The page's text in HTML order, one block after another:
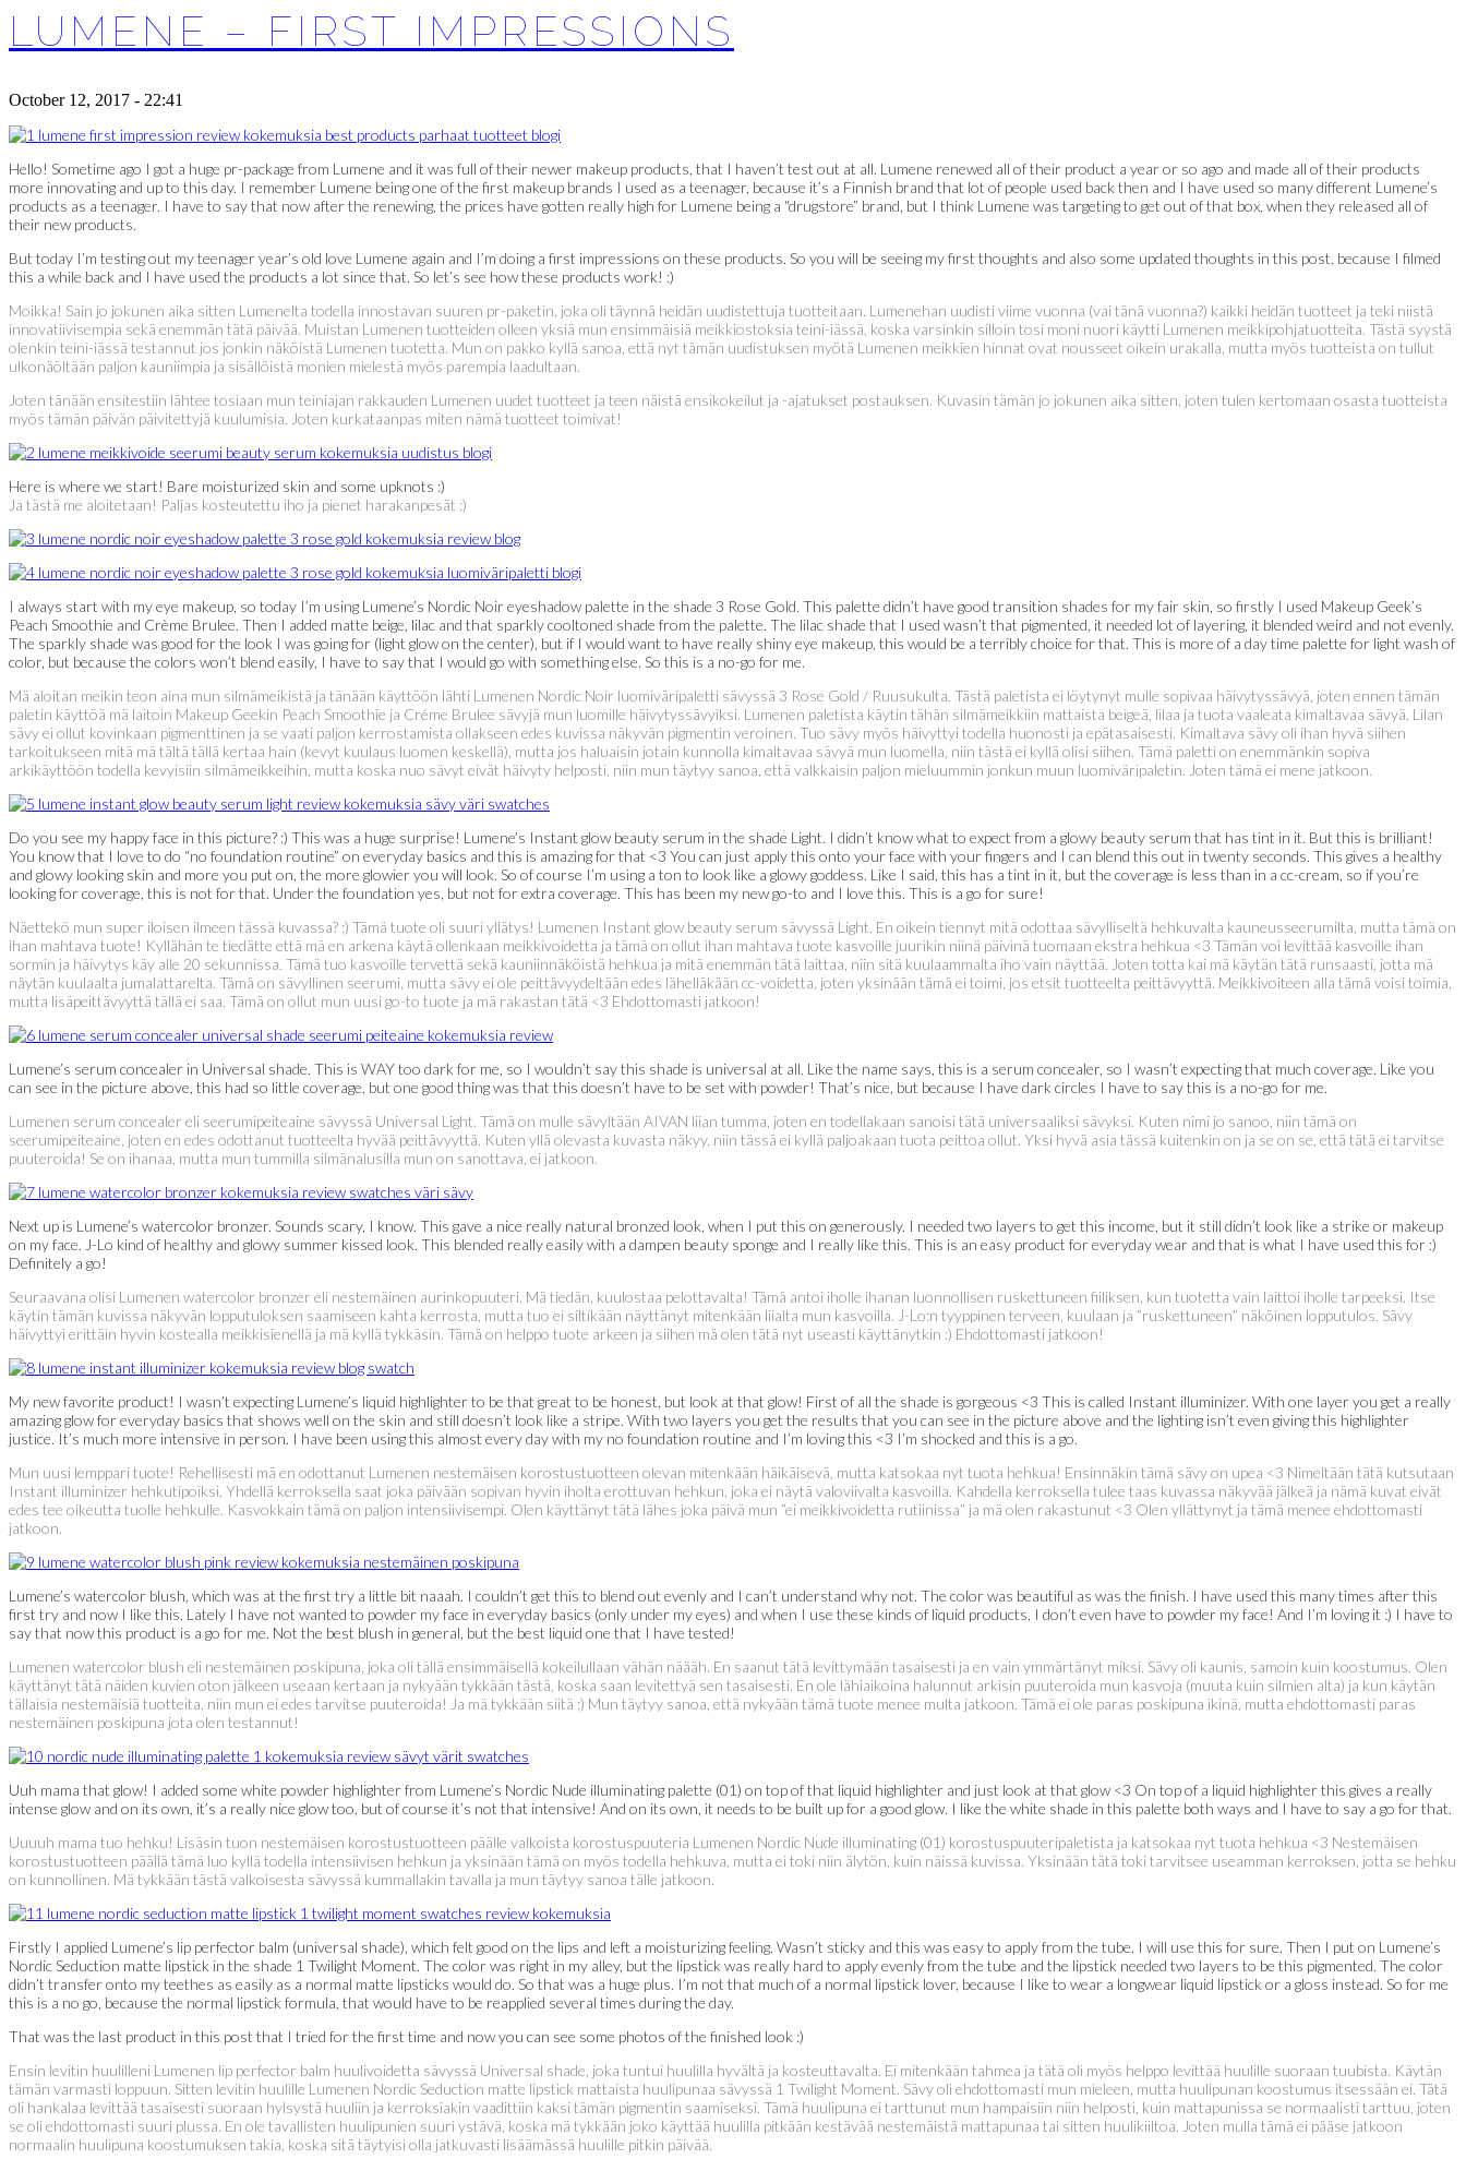
LUMENE – FIRST IMPRESSIONS
October 12, 2017 - 22:41
Hello! Sometime ago I got a huge pr-package from Lumene and it was full of their newer makeup products, that I haven’t test out at all. Lumene renewed all of their product a year or so ago and made all of their products
more innovating and up to this day. I remember Lumene being one of the first makeup brands I used as a teenager, because it’s a Finnish brand that lot of people used back then and I have used so many different Lumene’s
products as a teenager. I have to say that now after the renewing, the prices have gotten really high for Lumene being a “drugstore” brand, but I think Lumene was targeting to get out of that box, when they released all of
their new products.
But today I’m testing out my teenager year’s old love Lumene again and I’m doing a first impressions on these products. So you will be seeing my first thoughts and also some updated thoughts in this post, because I filmed
this a while back and I have used the products a lot since that. So let’s see how these products work! :)
Moikka! Sain jo jokunen aika sitten Lumenelta todella innostavan suuren pr-paketin, joka oli täynnä heidän uudistettuja tuotteitaan. Lumenehan uudisti viime vuonna (vai tänä vuonna?) kaikki heidän tuotteet ja teki niistä
innovatiivisempia sekä enemmän tätä päivää. Muistan Lumenen tuotteiden olleen yksiä mun ensimmäisiä meikkiostoksia teini-iässä, koska varsinkin silloin tosi moni nuori käytti Lumenen meikkipohjatuotteita. Tästä syystä
olenkin teini-iässä testannut jos jonkin näköistä Lumenen tuotetta. Mun on pakko kyllä sanoa, että nyt tämän uudistuksen myötä Lumenen meikkien hinnat ovat nousseet oikein urakalla, mutta myös tuotteista on tullut
ulkonäöltään paljon kauniimpia ja sisällöistä monien mielestä myös parempia laadultaan.
Joten tänään ensitestiin lähtee tosiaan mun teiniajan rakkauden Lumenen uudet tuotteet ja teen näistä ensikokeilut ja -ajatukset postauksen. Kuvasin tämän jo jokunen aika sitten, joten tulen kertomaan osasta tuotteista
myös tämän päivän päivitettyjä kuulumisia. Joten kurkataanpas miten nämä tuotteet toimivat!
Here is where we start! Bare moisturized skin and some upknots :)
Ja tästä me aloitetaan! Paljas kosteutettu iho ja pienet harakanpesät :)
I always start with my eye makeup, so today I’m using Lumene’s Nordic Noir eyeshadow palette in the shade 3 Rose Gold. This palette didn’t have good transition shades for my fair skin, so firstly I used Makeup Geek’s
Peach Smoothie and Crème Brulee. Then I added matte beige, lilac and that sparkly cooltoned shade from the palette. The lilac shade that I used wasn’t that pigmented, it needed lot of layering, it blended weird and not evenly.
The sparkly shade was good for the look I was going for (light glow on the center), but if I would want to have really shiny eye makeup, this would be a terribly choice for that. This is more of a day time palette for light wash of
color, but because the colors won’t blend easily, I have to say that I would go with something else. So this is a no-go for me.
Mä aloitan meikin teon aina mun silmämeikistä ja tänään käyttöön lähti Lumenen Nordic Noir luomiväripaletti sävyssä 3 Rose Gold / Ruusukulta. Tästä paletista ei löytynyt mulle sopivaa häivytyssävyä, joten ennen tämän
paletin käyttöä mä laitoin Makeup Geekin Peach Smoothie ja Créme Brulee sävyjä mun luomille häivytyssävyiksi. Lumenen paletista käytin tähän silmämeikkiin mattaista beigeä, lilaa ja tuota vaaleata kimaltavaa sävyä. Lilan
sävy ei ollut kovinkaan pigmenttinen ja se vaati paljon kerrostamista ollakseen edes kuvissa näkyvän pigmentin veroinen. Tuo sävy myös häivyttyi todella huonosti ja epätasaisesti. Kimaltava sävy oli ihan hyvä siihen
tarkoitukseen mitä mä tältä tällä kertaa hain (kevyt kuulaus luomen keskellä), mutta jos haluaisin jotain kunnolla kimaltavaa sävyä mun luomella, niin tästä ei kyllä olisi siihen. Tämä paletti on enemmänkin sopiva
arkikäyttöön todella kevyisiin silmämeikkeihin, mutta koska nuo sävyt eivät häivyty helposti, niin mun täytyy sanoa, että valkkaisin paljon mieluummin jonkun muun luomiväripaletin. Joten tämä ei mene jatkoon.
Do you see my happy face in this picture? :) This was a huge surprise! Lumene’s Instant glow beauty serum in the shade Light. I didn’t know what to expect from a glowy beauty serum that has tint in it. But this is brilliant!
You know that I love to do “no foundation routine” on everyday basics and this is amazing for that <3 You can just apply this onto your face with your fingers and I can blend this out in twenty seconds. This gives a healthy
and glowy looking skin and more you put on, the more glowier you will look. So of course I’m using a ton to look like a glowy goddess. Like I said, this has a tint in it, but the coverage is less than in a cc-cream, so if you’re
looking for coverage, this is not for that. Under the foundation yes, but not for extra coverage. This has been my new go-to and I love this. This is a go for sure!
Näettekö mun super iloisen ilmeen tässä kuvassa? :) Tämä tuote oli suuri yllätys! Lumenen Instant glow beauty serum sävyssä Light. En oikein tiennyt mitä odottaa sävylliseltä hehkuvalta kauneusseerumilta, mutta tämä on
ihan mahtava tuote! Kyllähän te tiedätte että mä en arkena käytä ollenkaan meikkivoidetta ja tämä on ollut ihan mahtava tuote kasvoille juurikin niinä päivinä tuomaan ekstra hehkua <3 Tämän voi levittää kasvoille ihan
sormin ja häivytys käy alle 20 sekunnissa. Tämä tuo kasvoille tervettä sekä kauniinnäköistä hehkua ja mitä enemmän tätä laittaa, niin sitä kuulaammalta iho vain näyttää. Joten totta kai mä käytän tätä runsaasti, jotta mä
näytän kuulaalta jumalattarelta. Tämä on sävyllinen seerumi, mutta sävy ei ole peittävyydeltään edes lähelläkään cc-voidetta, joten yksinään tämä ei toimi, jos etsit tuotteelta peittävyyttä. Meikkivoiteen alla tämä voisi toimia,
mutta lisäpeittävyyttä tällä ei saa. Tämä on ollut mun uusi go-to tuote ja mä rakastan tätä <3 Ehdottomasti jatkoon!
Lumene’s serum concealer in Universal shade. This is WAY too dark for me, so I wouldn’t say this shade is universal at all. Like the name says, this is a serum concealer, so I wasn’t expecting that much coverage. Like you
can see in the picture above, this had so little coverage, but one good thing was that this doesn’t have to be set with powder! That’s nice, but because I have dark circles I have to say this is a no-go for me.
Lumenen serum concealer eli seerumipeiteaine sävyssä Universal Light. Tämä on mulle sävyltään AIVAN liian tumma, joten en todellakaan sanoisi tätä universaaliksi sävyksi. Kuten nimi jo sanoo, niin tämä on
seerumipeiteaine, joten en edes odottanut tuotteelta hyvää peittävyyttä. Kuten yllä olevasta kuvasta näkyy, niin tässä ei kyllä paljoakaan tuota peittoa ollut. Yksi hyvä asia tässä kuitenkin on ja se on se, että tätä ei tarvitse
puuteroida! Se on ihanaa, mutta mun tummilla silmänalusilla mun on sanottava, ei jatkoon.
Next up is Lumene’s watercolor bronzer. Sounds scary, I know. This gave a nice really natural bronzed look, when I put this on generously. I needed two layers to get this income, but it still didn’t look like a strike or makeup
on my face. J-Lo kind of healthy and glowy summer kissed look. This blended really easily with a dampen beauty sponge and I really like this. This is an easy product for everyday wear and that is what I have used this for :)
Definitely a go!
Seuraavana olisi Lumenen watercolor bronzer eli nestemäinen aurinkopuuteri. Mä tiedän, kuulostaa pelottavalta! Tämä antoi iholle ihanan luonnollisen ruskettuneen fiiliksen, kun tuotetta vain laittoi iholle tarpeeksi. Itse
käytin tämän kuvissa näkyvän lopputuloksen saamiseen kahta kerrosta, mutta tuo ei siltikään näyttänyt mitenkään liialta mun kasvoilla. J-Lo:n tyyppinen terveen, kuulaan ja ”ruskettuneen” näköinen lopputulos. Sävy
häivyttyi erittäin hyvin kostealla meikkisienellä ja mä kyllä tykkäsin. Tämä on helppo tuote arkeen ja siihen mä olen tätä nyt useasti käyttänytkin :) Ehdottomasti jatkoon!
My new favorite product! I wasn’t expecting Lumene’s liquid highlighter to be that great to be honest, but look at that glow! First of all the shade is gorgeous <3 This is called Instant illuminizer. With one layer you get a really
amazing glow for everyday basics that shows well on the skin and still doesn’t look like a stripe. With two layers you get the results that you can see in the picture above and the lighting isn’t even giving this highlighter
justice. It’s much more intensive in person. I have been using this almost every day with my no foundation routine and I’m loving this <3 I’m shocked and this is a go.
Mun uusi lemppari tuote! Rehellisesti mä en odottanut Lumenen nestemäisen korostustuotteen olevan mitenkään häikäisevä, mutta katsokaa nyt tuota hehkua! Ensinnäkin tämä sävy on upea <3 Nimeltään tätä kutsutaan
Instant illuminizer hehkutipoiksi. Yhdellä kerroksella saat joka päivään sopivan hyvin iholta erottuvan hehkun, joka ei näytä valoviivalta kasvoilla. Kahdella kerroksella tulee taas kuvassa näkyvää jälkeä ja nämä kuvat eivät
edes tee oikeutta tuolle hehkulle. Kasvokkain tämä on paljon intensiivisempi. Olen käyttänyt tätä lähes joka päivä mun ”ei meikkivoidetta rutiinissa” ja mä olen rakastunut <3 Olen yllättynyt ja tämä menee ehdottomasti
jatkoon.
Lumene’s watercolor blush, which was at the first try a little bit naaah. I couldn’t get this to blend out evenly and I can’t understand why not. The color was beautiful as was the finish. I have used this many times after this
first try and now I like this. Lately I have not wanted to powder my face in everyday basics (only under my eyes) and when I use these kinds of liquid products, I don’t even have to powder my face! And I’m loving it :) I have to
say that now this product is a go for me. Not the best blush in general, but the best liquid one that I have tested!
Lumenen watercolor blush eli nestemäinen poskipuna, joka oli tällä ensimmäisellä kokeilullaan vähän näääh. En saanut tätä levittymään tasaisesti ja en vain ymmärtänyt miksi. Sävy oli kaunis, samoin kuin koostumus. Olen
käyttänyt tätä näiden kuvien oton jälkeen useaan kertaan ja nykyään tykkään tästä, koska saan levitettyä sen tasaisesti. En ole lähiaikoina halunnut arkisin puuteroida mun kasvoja (muuta kuin silmien alta) ja kun käytän
tällaisia nestemäisiä tuotteita, niin mun ei edes tarvitse puuteroida! Ja mä tykkään siitä :) Mun täytyy sanoa, että nykyään tämä tuote menee multa jatkoon. Tämä ei ole paras poskipuna ikinä, mutta ehdottomasti paras
nestemäinen poskipuna jota olen testannut!
Uuh mama that glow! I added some white powder highlighter from Lumene’s Nordic Nude illuminating palette (01) on top of that liquid highlighter and just look at that glow <3 On top of a liquid highlighter this gives a really
intense glow and on its own, it’s a really nice glow too, but of course it’s not that intensive! And on its own, it needs to be built up for a good glow. I like the white shade in this palette both ways and I have to say a go for that.
Uuuuh mama tuo hehku! Lisäsin tuon nestemäisen korostustuotteen päälle valkoista korostuspuuteria Lumenen Nordic Nude illuminating (01) korostuspuuteripaletista ja katsokaa nyt tuota hehkua <3 Nestemäisen
korostustuotteen päällä tämä luo kyllä todella intensiivisen hehkun ja yksinään tämä on myös todella hehkuva, mutta ei toki niin älytön, kuin näissä kuvissa. Yksinään tätä toki tarvitsee useamman kerroksen, jotta se hehku
on kunnollinen. Mä tykkään tästä valkoisesta sävyssä kummallakin tavalla ja mun täytyy sanoa tälle jatkoon.
Firstly I applied Lumene’s lip perfector balm (universal shade), which felt good on the lips and left a moisturizing feeling. Wasn’t sticky and this was easy to apply from the tube. I will use this for sure. Then I put on Lumene’s
Nordic Seduction matte lipstick in the shade 1 Twilight Moment. The color was right in my alley, but the lipstick was really hard to apply evenly from the tube and the lipstick needed two layers to be this pigmented. The color
didn’t transfer onto my teethes as easily as a normal matte lipsticks would do. So that was a huge plus. I’m not that much of a normal lipstick lover, because I like to wear a longwear liquid lipstick or a gloss instead. So for me
this is a no go, because the normal lipstick formula, that would have to be reapplied several times during the day.
That was the last product in this post that I tried for the first time and now you can see some photos of the finished look :)
Ensin levitin huulilleni Lumenen lip perfector balm huulivoidetta sävyssä Universal shade, joka tuntui huulilla hyvältä ja kosteuttavalta. Ei mitenkään tahmea ja tätä oli myös helppo levittää huulille suoraan tuubista. Käytän
tämän varmasti loppuun. Sitten levitin huulille Lumenen Nordic Seduction matte lipstick mattaista huulipunaa sävyssä 1 Twilight Moment. Sävy oli ehdottomasti mun mieleen, mutta huulipunan koostumus itsessään ei. Tätä
oli hankalaa levittää tasaisesti suoraan hylsystä huuliin ja kerroksiakin vaadittiin kaksi tämän pigmentin saamiseksi. Tämä huulipuna ei tarttunut mun hampaisiin niin helposti, kuin mattapunissa se normaalisti tarttuu, joten
se oli ehdottomasti suuri plussa. En ole tavallisten huulipunien suuri ystävä, koska mä tykkään joko käyttää huulilla pitkään kestävää nestemäistä mattapunaa tai sitten huulikiiltoa. Joten mulla tämä ei pääse jatkoon
normaalin huulipuna koostumuksen takia, koska sitä täytyisi olla jatkuvasti lisäämässä huulille pitkin päivää.